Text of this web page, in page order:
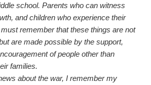
school. Parents who can witness
and children who experience their
must remember that these things are not
are made possible by the support,
of people other than
families.
about the war, I remember my